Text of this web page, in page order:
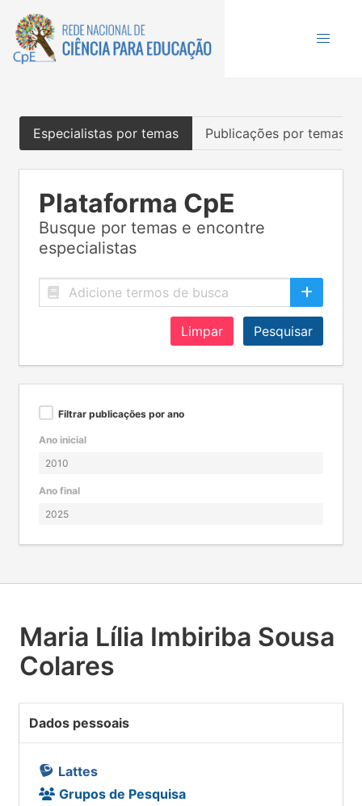
Especialistas por temas Publicações por temas
Plataforma CpE
Busque por temas e encontre
especialistas
Limpar Pesquisar
Filtrar publicações por ano
Ano inicial
Ano final
Maria Lília Imbiriba Sousa
Colares
Dados pessoais
Lattes
Grupos de Pesquisa